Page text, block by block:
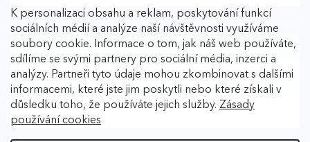
K personalizaci obsahu a reklam, poskytování funkcí
sociálních médií a analýze naší návštěvnosti využíváme
soubory cookie. Informace o tom, jak náš web používáte,
sdílíme se svými partnery pro sociální média, inzerci a
analýzy. Partneři tyto údaje mohou zkombinovat s dalšími
informacemi, které jste jim poskytli nebo které získali v
důsledku toho, že používáte jejich služby. Zásady
používání cookies